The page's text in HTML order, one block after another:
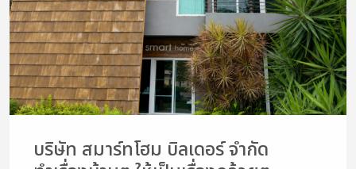
บริษัท สมาร์ทโฮม บิลเดอร์ จำกัด